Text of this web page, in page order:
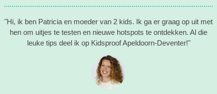
"Hi, ik ben Patricia en moeder van 2 kids. Ik ga er graag op uit met
hen om uitjes te testen en nieuwe hotspots te ontdekken. Al die
leuke tips deel ik op Kidsproof Apeldoorn-Deventer!"